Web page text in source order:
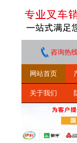
咨询热线
网站首页
关于我们